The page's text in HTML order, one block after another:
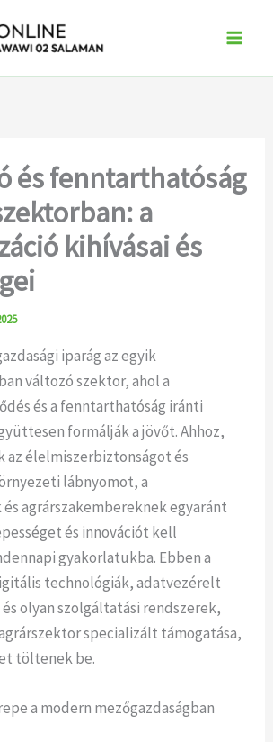
és fenntarthatóság
a
kihívásai és
iparág az egyik
változó szektor, ahol a
és a fenntarthatóság iránti
formálják a jövőt. Ahhoz,
az élelmiszerbiztonságot és
lábnyomot, a
agrárszakembereknek egyaránt
és innovációt kell
gyakorlatukba. Ebben a
technológiák, adatvezérelt
olyan szolgáltatási rendszerek,
specializált támogatása,
töltenek be.
a modern mezőgazdaságban